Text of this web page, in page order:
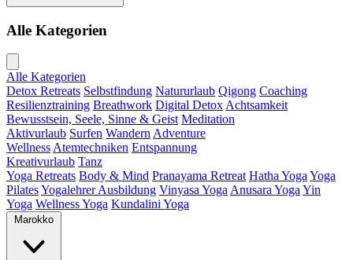
Alle Kategorien
Alle Kategorien
Detox Retreats Selbstfindung Natururlaub Qigong Coaching
Resilienztraining Breathwork Digital Detox Achtsamkeit
Bewusstsein, Seele, Sinne & Geist Meditation
Aktivurlaub Surfen Wandern Adventure
Wellness Atemtechniken Entspannung
Kreativurlaub Tanz
Yoga Retreats Body & Mind Pranayama Retreat Hatha Yoga Yoga
PilatesYogalehrer Ausbildung Vinyasa Yoga Anusara Yoga Yin
Yoga Wellness Yoga Kundalini Yoga
Marokko